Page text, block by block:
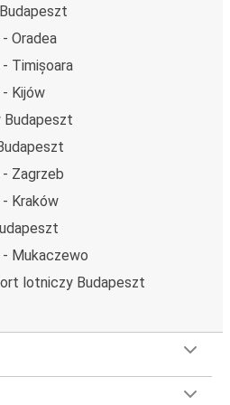
Budapeszt
z tego miasta i nie
wszystko, co musisz wiedzieć.
; 118 połączeniami do
podróżujących na
pierwszy raz? Oto wszystko,
z innymi miejscami
na pokładzie FlixBusa na
- Ostrawa
Oradea
Timișoara
Kijów
Zagrzeb
Kraków
Mukaczewo
lotniczy Budapeszt